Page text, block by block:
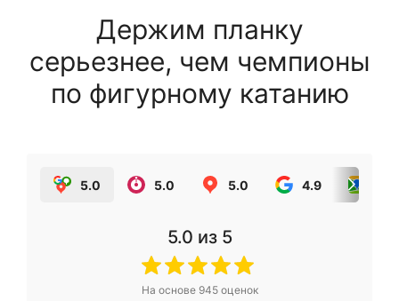
Держим планку
серьезнее, чем чемпионы
по фигурному катанию
5.0 5.0 5.0 4.9
5.0 из 5
На основе 945оценок